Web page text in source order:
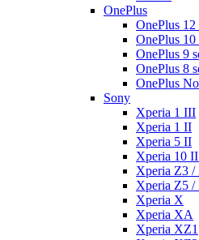
OnePlus
OnePlus 12
OnePlus 10
OnePlus 9
OnePlus 8
OnePlus
Sony
Xperia 1 III
Xperia 1 II
Xperia 5 II
Xperia 10
Xperia Z3 /
Xperia Z5 /
Xperia X
Xperia XA
Xperia XZ1